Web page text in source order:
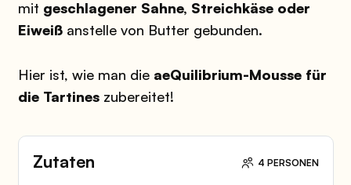
Zutaten 4 PERSONEN
mit geschlagener Sahne, Streichkäse oder
Eiweißanstelle von Butter gebunden.
Hier ist, wie man die aeQuilibrium-Mousse für
die Tartineszubereitet!